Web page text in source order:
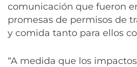
comunicación que fueron
promesas de permisos de
y comida tanto para ellos
“A medida que los